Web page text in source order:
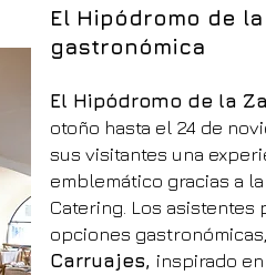
El Hipódromo de
gastronómica
El Hipódromo de la
otoño hasta el 24 de
sus visitantes una
emblemático gracias a
Catering. Los
opciones
Carruajes, inspirado